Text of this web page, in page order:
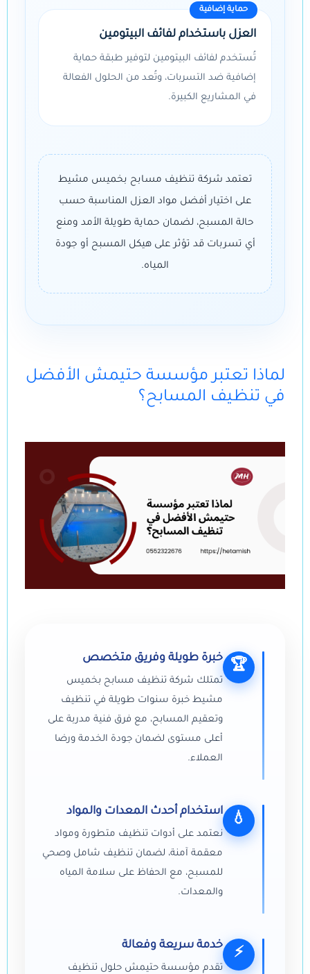
حماية إضافية
العزل باستخدام لفائف البيتومين
تُستخدم لفائف البيتومين لتوفير طبقة حماية
إضافية ضد التسربات، وتُعد من الحلول الفعالة
في المشاريع الكبيرة.
تعتمد شركة تنظيف مسابح بخميس مشيط
على اختيار أفضل مواد العزل المناسبة حسب
حالة المسبح، لضمان حماية طويلة الأمد ومنع
أي تسربات قد تؤثر على هيكل المسبح أو جودة
المياه.
لماذا تعتبر مؤسسة حتيمش الأفضل
في تنظيف المسابح؟
🏆
خبرة طويلة وفريق متخصص
تمتلك شركة تنظيف مسابح بخميس
مشيط خبرة سنوات طويلة في تنظيف
وتعقيم المسابح، مع فرق فنية مدربة على
أعلى مستوى لضمان جودة الخدمة ورضا
العملاء.
💧
استخدام أحدث المعدات والمواد
نعتمد على أدوات تنظيف متطورة ومواد
معقمة آمنة، لضمان تنظيف شامل وصحي
للمسبح، مع الحفاظ على سلامة المياه
والمعدات.
⚡
خدمة سريعة وفعالة
تقدم مؤسسة حتيمش حلول تنظيف